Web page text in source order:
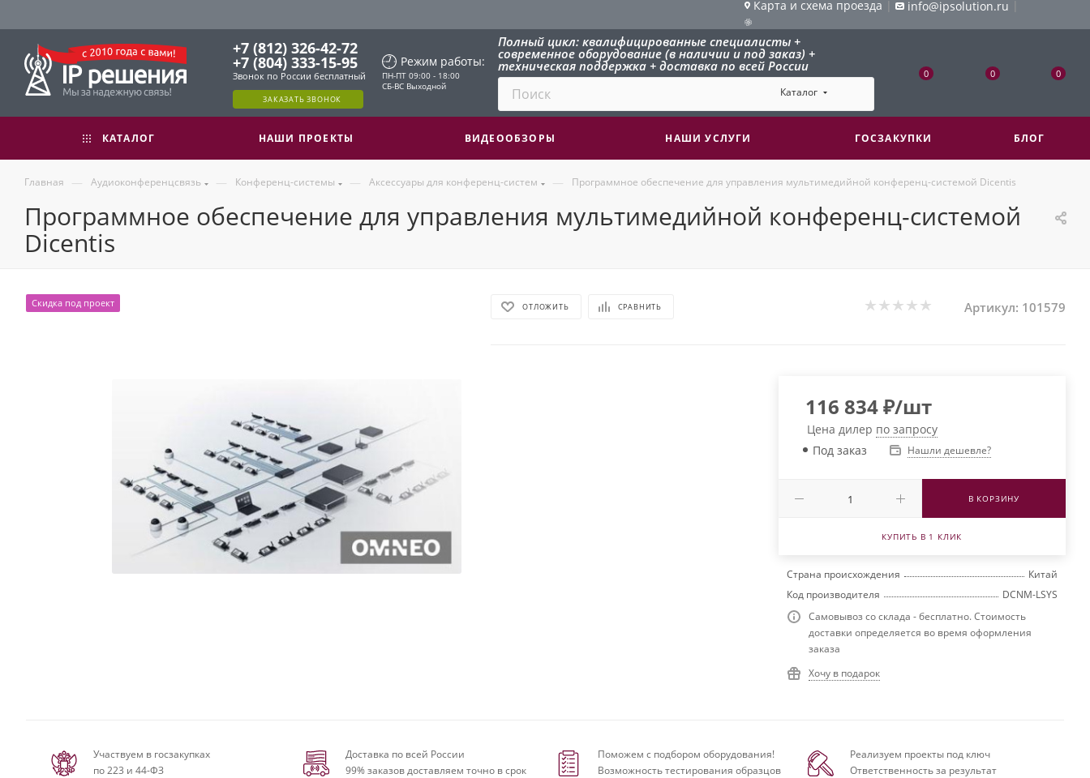
Карта и схема проезда | info@ipsolution.ru |
+7 (812) 326-42-72
+7 (804) 333-15-95
Звонок по России бесплатный
ЗАКАЗАТЬ ЗВОНОК
Режим работы:
ПН-ПТ 09:00 - 18:00
СБ-ВС Выходной
Полный цикл: квалифицированные специалисты +
современное оборудование (в наличии и под заказ) +
техническая поддержка + доставка по всей России
Каталог
0 0 0
КАТАЛОГ НАШИ ПРОЕКТЫ ВИДЕООБЗОРЫ НАШИ УСЛУГИ ГОСЗАКУПКИ БЛОГ
Главная — Аудиоконференцсвязь — Конференц-системы — Аксессуары для конференц-систем — Программное обеспечение для управления мультимедийной конференц-системой Dicentis
Программное обеспечение для управления мультимедийной конференц-системой
Dicentis
Скидка под проект ОТЛОЖИТЬ СРАВНИТЬ Артикул: 101579
116 834₽/шт
Цена дилер по запросу
Под заказ
Нашли дешевле?
В КОРЗИНУ
КУПИТЬ В 1 КЛИК
Страна происхождения
Китай
Код производителя
DCNM-LSYS
Самовывоз со склада - бесплатно. Стоимость
доставки определяется во время оформления
заказа
Хочу в подарок
Участвуем в госзакупках
по 223 и 44-ФЗ
Доставка по всей России
99% заказов доставляем точно в срок
Поможем с подбором оборудования!
Возможность тестирования образцов
Реализуем проекты под ключ
Ответственность за результат